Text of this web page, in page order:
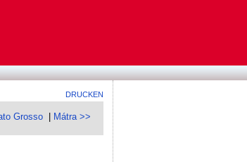
DRUCKEN
Grosso Mátra >>